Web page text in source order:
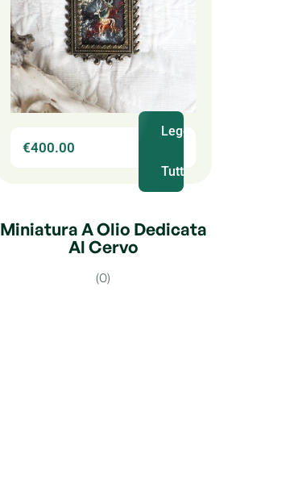
€400.00
Leggi
Tutto
Miniatura A Olio Dedicata
Al Cervo
(0)